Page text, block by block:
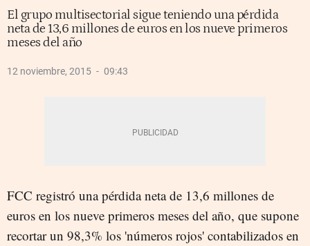
El grupo multisectorial sigue teniendo una pérdida
neta de 13,6 millones de euros en los nueve primeros
meses del año
12 noviembre, 2015 09:43
FCC registró una pérdida neta de 13,6 millones de
euros en los nueve primeros meses del año, que supone
recortar un 98,3% los 'números rojos' contabilizados en